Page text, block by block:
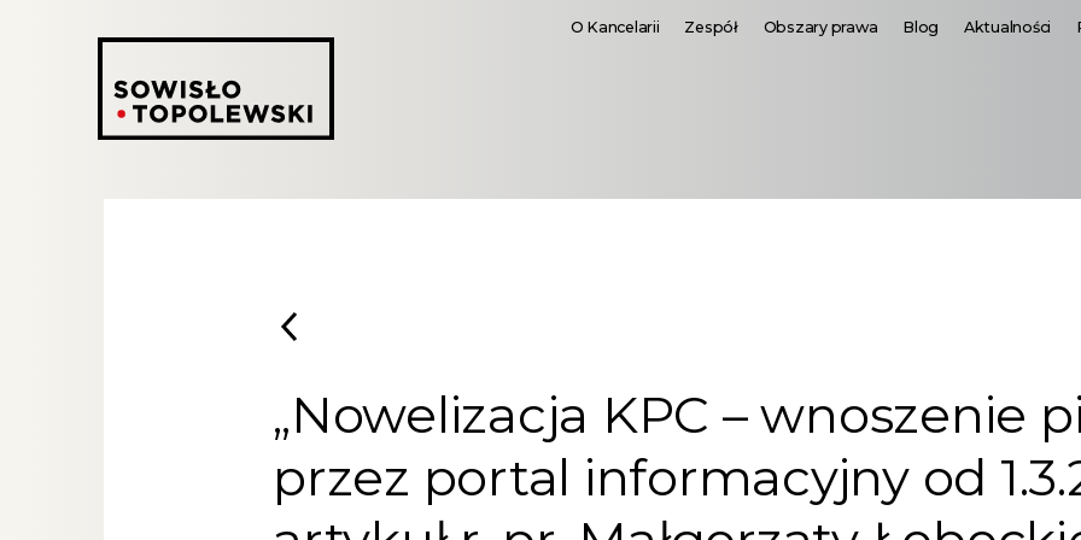
O Kancelarii Zespół Obszary prawa Blog Aktualności
„Nowelizacja KPC – wnoszenie
przez portal informacyjny od